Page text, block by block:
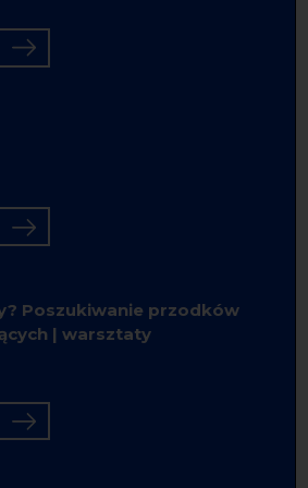
Poszukiwanie przodków
| warsztaty